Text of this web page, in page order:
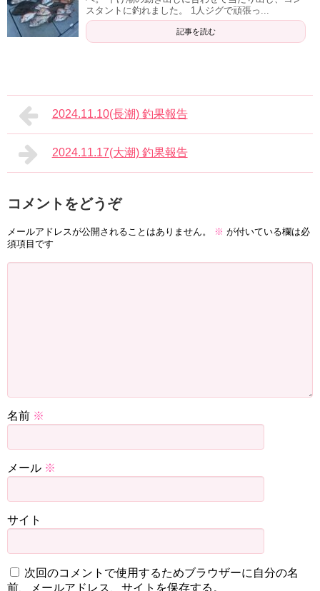
スタントに釣れました。 1人ジグで頑張っ...
記事を読む
2024.11.10(長潮) 釣果報告
2024.11.17(大潮) 釣果報告
コメントをどうぞ
メールアドレスが公開されることはありません。 ※ が付いている欄は必
須項目です
名前 ※
メール ※
サイト
次回のコメントで使用するためブラウザーに自分の名
前、メールアドレス、サイトを保存する。